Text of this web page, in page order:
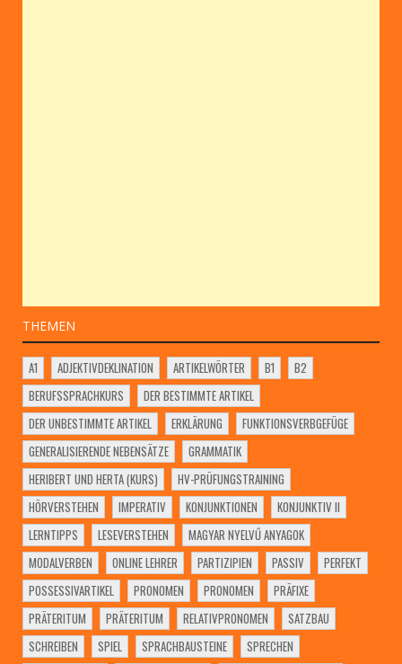
THEMEN
A1 ADJEKTIVDEKLINATION ARTIKELWÖRTER B1
B2
BERUFSSPRACHKURS
DER BESTIMMTE ARTIKEL
DER UNBESTIMMTE ARTIKEL
ERKLÄRUNG
FUNKTIONSVERBGEFÜGE
GENERALISIERENDE NEBENSÄTZE
GRAMMATIK
HERIBERT UND HERTA (KURS)
HV-PRÜFUNGSTRAINING
HÖRVERSTEHEN
IMPERATIV KONJUNKTIONEN
KONJUNKTIV II
LERNTIPPS
LESEVERSTEHEN
MAGYAR NYELVŰ ANYAGOK
MODALVERBEN
ONLINE LEHRER PARTIZIPIEN PASSIV
PERFEKT
POSSESSIVARTIKEL
PRONOMEN PRONOMEN
PRÄFIXE
PRÄTERITUM
PRÄTERITUM RELATIVPRONOMEN
SATZBAU
SCHREIBEN
SPIEL SPRACHBAUSTEINE
SPRECHEN